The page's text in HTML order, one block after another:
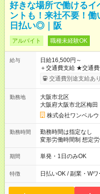
好きな場所で働ける
ントも！来社不要！
日払い◎｜阪
アルバイト 職種未経験OK
給与
日給16,500円～
＋交通費支給 ★交通費全額支給！ ★日払いOK！（規定あり） ┗
働いたその日に現金
交通費別途支給あり
勤務地
大阪市北区
大阪府大阪市北区梅田
株式会社ワンベル
勤務時間
勤務時間は指定なし
変形労働時間制 想定労働時間160
00～20：00
期間 単発・1日のみOK
特徴 日払いOK / 副業・W